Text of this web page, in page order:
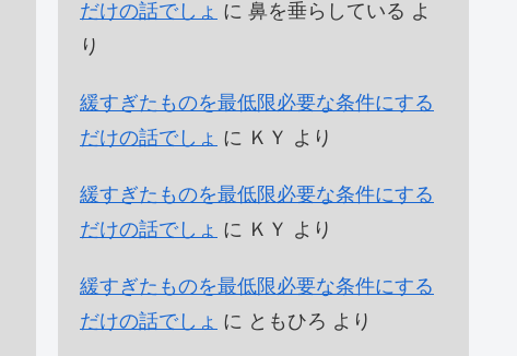
だけの話でしょ に 鼻を垂らしている よ
り
緩すぎたものを最低限必要な条件にする
だけの話でしょ に ＫＹ より
緩すぎたものを最低限必要な条件にする
だけの話でしょ に ＫＹ より
緩すぎたものを最低限必要な条件にする
だけの話でしょ に ともひろ より